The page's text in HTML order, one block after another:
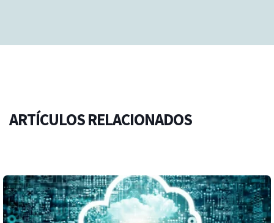
ARTÍCULOS RELACIONADOS